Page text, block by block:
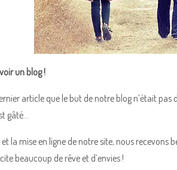
un blog !
article que le but de notre blog n’était
gâté…
la mise en ligne de notre site, nous recevons
beaucoup de rêve et d’envies !